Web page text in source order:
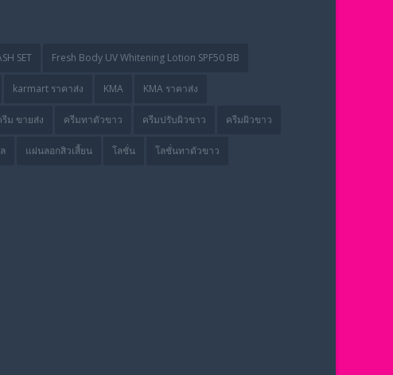
SET Fresh Body UV Whitening Lotion SPF50 BB
karmart ราคาส่ง KMA KMA ราคาส่ง
รีม ขายส่ง ครีมทาตัวขาว ครีมปรับผิวขาว ครีมผิวขาว
แผ่นลอกสิวเสี้ยน โลชั่น โลชั่นทาตัวขาว